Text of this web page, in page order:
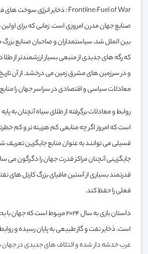
Frontline:Fuel of War: ذخایر انرژی سوخت های
صنایع جهان مدرن امروزی است. زمانی که برای
بین الملل شد، سیاستمداران و صاحبان صنایع بزرگ
که رگه های جدیدی از منبعی بسیار ارزشمندتر از
و در سرزمین های مشرق زمین می درخشد. از آن تاریخ
معادلات سیاسی و اقتصادی در سراسر جهان را
روابط و معادلات برگرفته از طلای سیاه آنچنان به
است که امروز اگر چه منابعی کم هزینه تر و کم
فسیلی می توانند به عنوان منابع جایگزین تعریف
جایگزینی آنچنان مراکز قدرت جهان را دگرگون
قدرتمند بسیاری از آستین مافیای بزرگ کارتل های
فعلی را حفظ کند.
داستان بازی به سال ۲۰۲۴ مربوط است
است. ذخایر نفت و گاز طبیعی به پایان رسیده و
غرب خدشه دار شده و ائتلاف های جدیدی در جهان